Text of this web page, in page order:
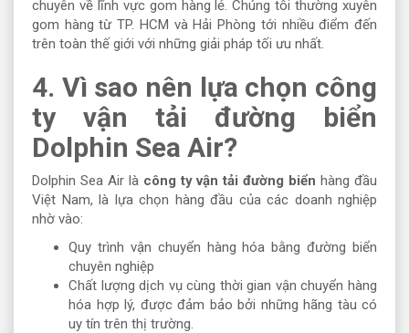
chuyên về lĩnh vực gom hàng lẻ. Chúng tôi thường xuyên
gom hàng từ TP. HCM và Hải Phòng tới nhiều điểm đến
trên toàn thế giới với những giải pháp tối ưu nhất.
4. Vì sao nên lựa chọn công
ty vận tải đường biển
Dolphin Sea Air?
Dolphin Sea Air làcông ty vận tải đường biển hàng đầu
Việt Nam, là lựa chọn hàng đầu của các doanh nghiệp
nhờ vào:
Quy trình vận chuyển hàng hóa bằng đường biển
chuyên nghiệp
Chất lượng dịch vụ cùng thời gian vận chuyển hàng
hóa hợp lý, được đảm bảo bởi những hãng tàu có
uy tín trên thị trường.